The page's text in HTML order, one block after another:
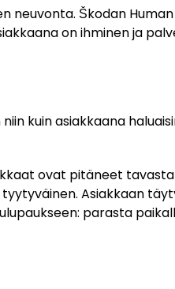
neuvonta. Škodan
on ihminen ja
kuin asiakkaana
ovat pitäneet
Asiakkaan
parasta